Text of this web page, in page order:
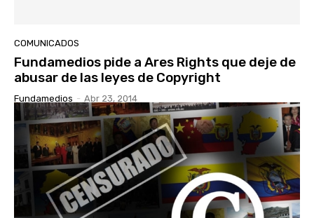
COMUNICADOS
Fundamedios pide a Ares Rights que deje de
abusar de las leyes de Copyright
Fundamedios - Abr 23, 2014